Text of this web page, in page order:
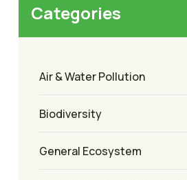
Categories
Air & Water Pollution
Biodiversity
General Ecosystem